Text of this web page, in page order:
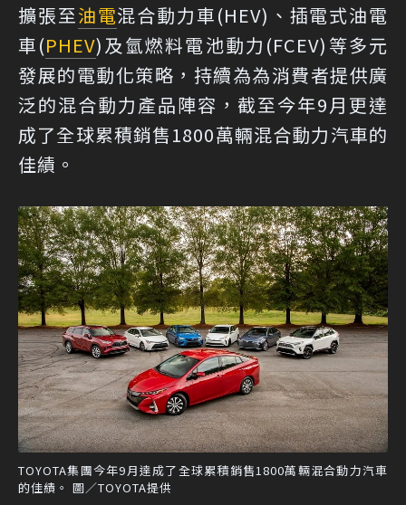
擴張至油電混合動力車(HEV)、插電式油電
車(PHEV)及氫燃料電池動力(FCEV)等多元
發展的電動化策略，持續為為消費者提供廣
泛的混合動力產品陣容，截至今年9月更達
成了全球累積銷售1800萬輛混合動力汽車的
佳績。
TOYOTA集團今年9月達成了全球累積銷售1800萬輛混合動力汽車
的佳績。 圖／TOYOTA提供